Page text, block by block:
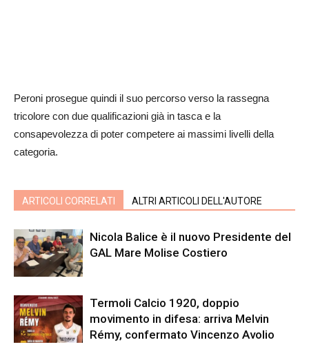
Peroni prosegue quindi il suo percorso verso la rassegna
tricolore con due qualificazioni già in tasca e la
consapevolezza di poter competere ai massimi livelli della
categoria.
ARTICOLI CORRELATI ALTRI ARTICOLI DELL'AUTORE
Nicola Balice è il nuovo Presidente del
GAL Mare Molise Costiero
Termoli Calcio 1920, doppio
movimento in difesa: arriva Melvin
Rémy, confermato Vincenzo Avolio